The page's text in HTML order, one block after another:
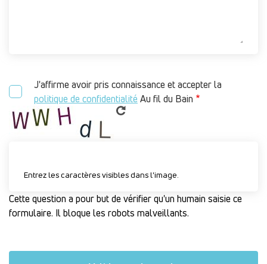
J'affirme avoir pris connaissance et accepter la
politique de confidentialitéAu fil du Bain
Entrez les caractères visibles dans l'image.
Cette question a pour but de vérifier qu'un humain saisie ce
formulaire. Il bloque les robots malveillants.